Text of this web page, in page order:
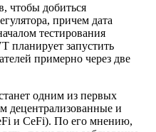
чтобы добиться
причем дата
тестирования
планирует запустить
примерно через две
одним из первых
децентрализованные и
и CeFi). По его мнению,